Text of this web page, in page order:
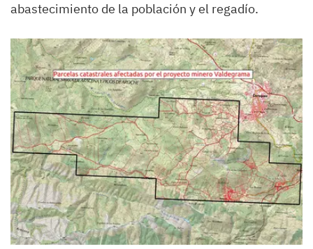
abastecimiento de la población y el regadío.